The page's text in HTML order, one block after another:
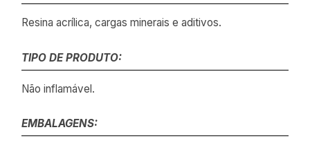
Resina acrílica, cargas minerais e aditivos.
TIPO DE PRODUTO:
Não inflamável.
EMBALAGENS: